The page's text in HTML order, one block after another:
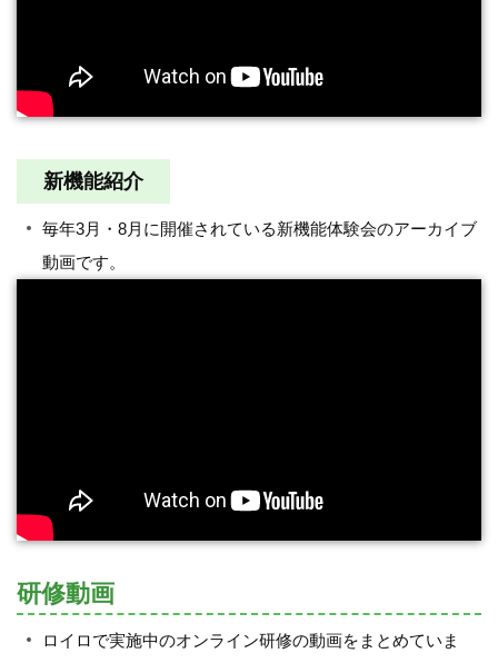
新機能紹介
毎年3月・8月に開催されている新機能体験会のアーカイブ
動画です。
研修動画
ロイロで実施中のオンライン研修の動画をまとめていま